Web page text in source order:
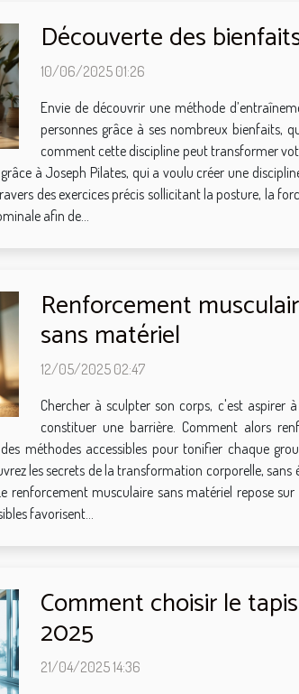
Découverte des
10/06/2025 01:26
Envie de découvrir une méthode
personnes grâce à ses nombreux bienfaits,
comment cette discipline peut transformer
à Joseph Pilates, qui a voulu créer une
des exercices précis sollicitant la posture, la
afin de...
Renforcement
sans matériel
12/05/2025 02:47
Chercher à sculpter son corps, c'est aspirer
constituer une barrière. Comment alors
méthodes accessibles pour tonifier chaque
les secrets de la transformation corporelle,
renforcement musculaire sans matériel repose
favorisent...
Comment choisir le
2025
21/04/2025 14:36